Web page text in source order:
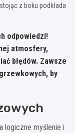
z boku podkłada
odpowiedzi!
atmosfery,
błędów. Zawsze
by
logiczne myślenie i